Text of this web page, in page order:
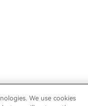
We use cookies